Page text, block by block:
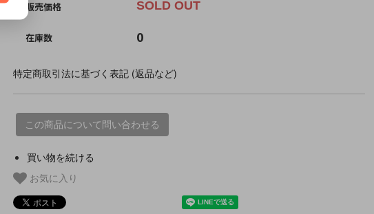
販売価格 SOLD OUT
在庫数 0
特定商取引法に基づく表記 (返品など)
この商品について問い合わせる
買い物を続ける
お気に入り